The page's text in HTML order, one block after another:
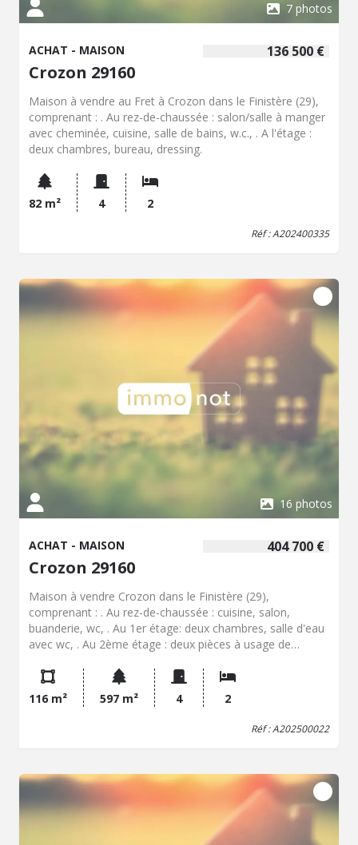
7 photos
136 500 €
ACHAT - MAISON
Crozon 29160
Maison à vendre au Fret à Crozon dans le Finistère (29),
comprenant : . Au rez-de-chaussée : salon/salle à manger
avec cheminée, cuisine, salle de bains, w.c., . A l'étage :
deux chambres, bureau, dressing.
82 m² 4 2
Réf : A202400335
16 photos
404 700 €
ACHAT - MAISON
Crozon 29160
Maison à vendre Crozon dans le Finistère (29),
comprenant : . Au rez-de-chaussée : cuisine, salon,
buanderie, wc, . Au 1er étage: deux chambres, salle d'eau
avec wc, . Au 2ème étage : deux pièces à usage de
Un cagibi. Jardin
116 m²
597 m² 4 2
Réf : A202500022